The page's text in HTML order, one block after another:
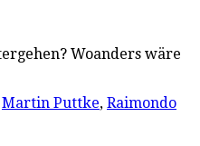
Woanders wäre
Martin Puttke, Raimondo